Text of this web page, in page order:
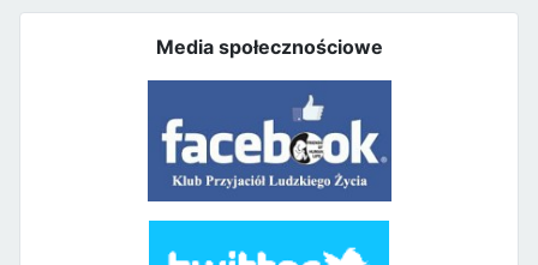
Media społecznościowe